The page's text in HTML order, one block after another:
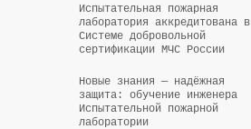
Испытательная пожарная
лаборатория аккредитована в
Системе добровольной
сертификации МЧС России
Новые знания — надёжная
защита: обучение инженера
Испытательной пожарной
лаборатории